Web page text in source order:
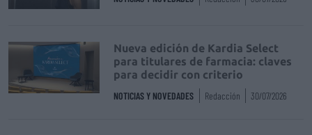
Nueva edición de Kardia Select
para titulares de farmacia: claves
para decidir con criterio
NOTICIAS Y NOVEDADES Redacción 30/07/2026